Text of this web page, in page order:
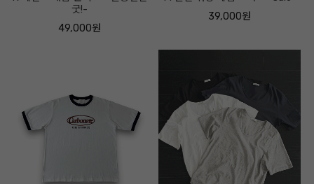
굿!-
49,000원
39,000원